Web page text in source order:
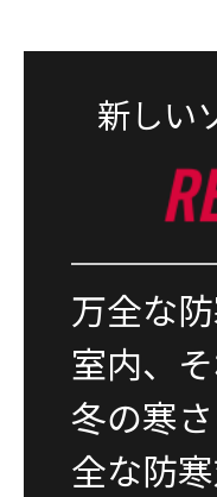
新しい
万全な
室内、
冬の寒
全な防